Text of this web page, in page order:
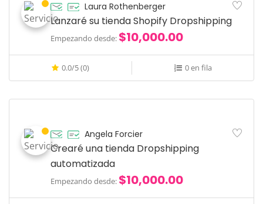
Laura Rothenberger
Lanzaré su tienda Shopify Dropshipping
Empezando desde: $10,000.00
0.0/5 (0) 0 en fila
Angela Forcier
Crearé una tienda Dropshipping
automatizada
Empezando desde: $10,000.00